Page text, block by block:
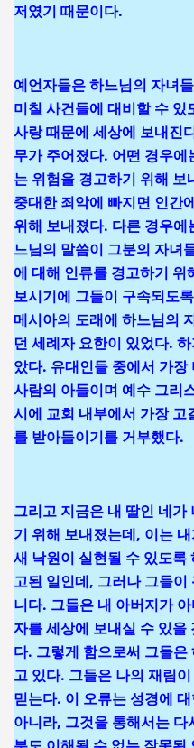
저였기 때문이다.
예언자들은 하느님의 자녀
미칠 사건들에 대비할 수
사랑 때문에 세상에 보내진
무가 주어졌다. 어떤 경우
는 위험을 경고하기 위해
중대한 죄악에 빠지면 인간
위해 보내졌다. 다른 경우
느님의 말씀이 그분의 자녀
에 대해 인류를 경고하기
보시기에 그들이 구속되도
메시아의 도래에 하느님의
던 세례자 요한이 있었다.
았다. 유대인들 중에서 가
사람의 아들이며 예수 그리
시에 교회 내부에서 가장 고
를 받아들이기를 거부했다.
그리고 지금은 내 딸인 네
기 위해 보내졌는데, 이는
새 낙원이 실현될 수 있도록
고된 일인데, 그러나 그들
니다. 그들은 내 아버지가
자를 세상에 보내실 수 있
다. 그렇게 함으로써 그들
고 있다. 그들은 나의 재림
믿는다. 이 오류는 성경에
아니라, 그것을 통해서는